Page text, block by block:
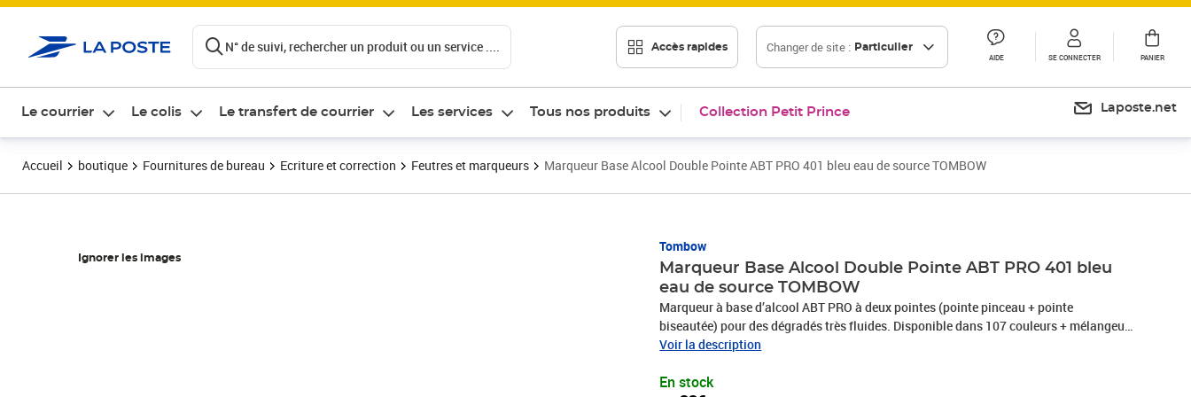
N° de suivi, rechercher un produit ou un service .... Accès rapides Changer de site : Particulier
AIDE SE CONNECTER PANIER
Le courrier Le colis Le transfert de courrier Les services Tous nos produits Collection Petit Prince Laposte.net
Accueil boutique Fournitures de bureau Ecriture et correction Feutres et marqueurs Marqueur Base Alcool Double Pointe ABT PRO 401 bleu eau de source TOMBOW
Ignorer les images
Tombow
Marqueur Base Alcool Double Pointe ABT PRO 401 bleu
eau de source TOMBOW
Marqueur à base d’alcool ABT PRO à deux pointes (pointe pinceau + pointe
biseautée) pour des dégradés très fluides. Disponible dans 107 couleurs + mélangeur.
L’ABT PRO est un marqueur extrêmement fin à base d’alcool. Il a un corps
pointes: une pointe biseautée large et une pointe pinceau flexible. La pointe biseautée
Voir la description
En stock
Prix 4,33€